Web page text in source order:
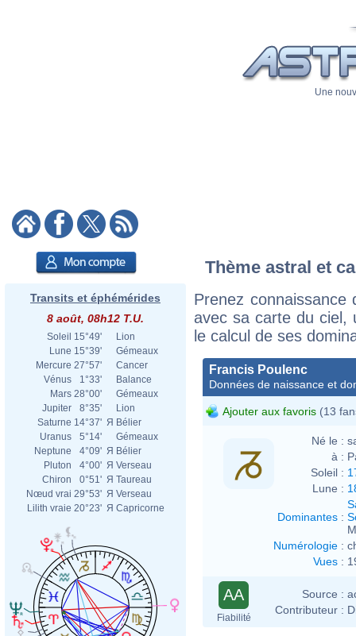
Une
Transits et éphémérides
8 août, 08h12 T.U.
Soleil 15°49'
Lion
Lune 15°39'
Gémeaux
Mercure 27°57'
Cancer
Vénus
1°33'
Balance
Mars 28°00'
Gémeaux
Jupiter
8°35'
Lion
Saturne 14°37' Я Bélier
Uranus
5°14'
Gémeaux
Neptune
4°09' Я Bélier
Pluton
4°00' Я Verseau
Chiron
0°51' Я Taureau
Nœud vrai 29°53' Я Verseau
Lilith vraie 20°23' Я Capricorne
Thème astral et
Prenez
avec sa carte du ciel,
le calcul de ses
Francis Poulenc
Données de naissance et
Ajouter aux favoris (13
Né le :
à :
Soleil :
Lune :
Dominantes :
Numérologie :
Vues :
AA
Fiabilité
Source :
Contributeur :